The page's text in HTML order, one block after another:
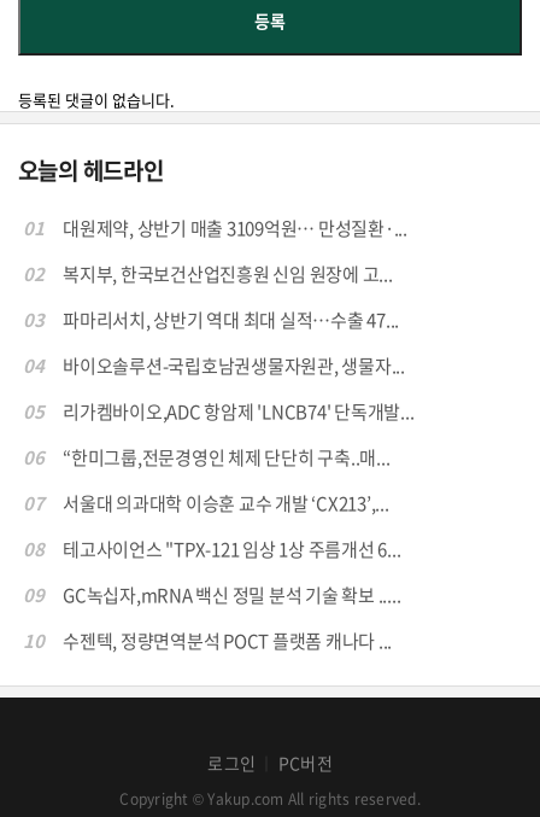
등록된 댓글이 없습니다.
오늘의 헤드라인
01
대원제약, 상반기 매출 3109억원… 만성질환·...
02
복지부, 한국보건산업진흥원 신임 원장에 고...
03
파마리서치, 상반기 역대 최대 실적…수출 47...
04
바이오솔루션-국립호남권생물자원관, 생물자...
05
리가켐바이오,ADC 항암제 'LNCB74' 단독개발...
06
“한미그룹,전문경영인 체제 단단히 구축..매...
07
서울대 의과대학 이승훈 교수 개발 ‘CX213’,...
08
테고사이언스 "TPX-121 임상 1상 주름개선 6...
09
GC녹십자,mRNA 백신 정밀 분석 기술 확보 .....
10
수젠텍, 정량면역분석 POCT 플랫폼 캐나다 ...
로그인 PC버전
Copyright © Yakup.com All rights reserved.